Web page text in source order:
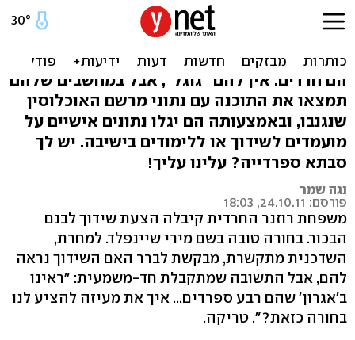
מרשם האוכלוסין: "הגוגל
החרדי" בדרך לשידוך
הם חרדים. אין להם "גוגל", אבל במחשבים שלהם
תמצאו את התוכנה עם נתוני מרשם האוכלוסין
שנגנבו, ובאמצעותה הם יגלו נתונים אישיים על
מועמדים לשידוך או ללימודים בישיבה. יש לך
סבתא ספרדייה? עלינו עליך!
נגה שמר
פורסם: 24.10.11, 18:03
משפחת רוזנר החרדית קיבלה הצעת שידוך לבנם
הבכור. בחורה טובה בשם מירי שיינפלד. למחרת,
השדכנית מתקשרת, מבקשת לברר האם השידוך נראה
להם, אבל התשובה שמתקבלת חד-משמעית: "ראינו
ב'אגרון' שהם רבע ספרדים... איך את מעיזה להציע לנו
בחורה כזאת?". טריקה.